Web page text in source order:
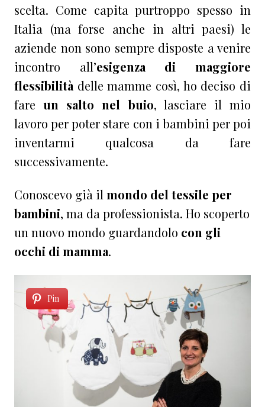
scelta. Come capita purtroppo spesso in
Italia (ma forse anche in altri paesi) le
aziende non sono sempre disposte a venire
incontro all’esigenza di maggiore
flessibilità delle mamme così, ho deciso di
fareun salto nel buio, lasciare il mio
lavoro per poter stare con i bambini per poi
inventarmi qualcosa da fare
successivamente.
Conoscevo già il mondo del tessile per
bambini, ma da professionista. Ho scoperto
un nuovo mondo guardandolo con gli
occhi di mamma.
Pin